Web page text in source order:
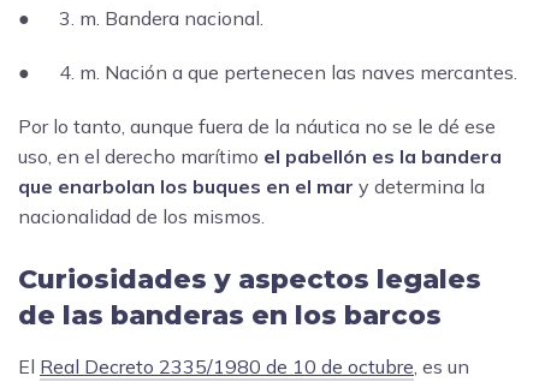
● 3. m. Bandera nacional.
● 4. m. Nación a que pertenecen las naves mercantes.
Por lo tanto, aunque fuera de la náutica no se le dé ese
uso, en el derecho marítimo el pabellón es la bandera
que enarbolan los buques en el mar y determina la
nacionalidad de los mismos.
Curiosidades y aspectos legales
de las banderas en los barcos
El Real Decreto 2335/1980 de 10 de octubre , es un